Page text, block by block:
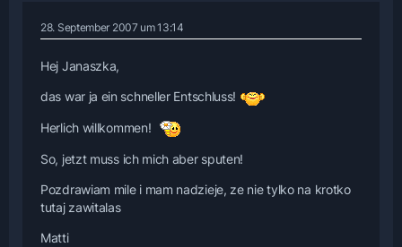
28. September 2007 um 13:14
Hej Janaszka,
das war ja ein schneller Entschluss!
Herlich willkommen!
So, jetzt muss ich mich aber sputen!
Pozdrawiam mile i mam nadzieje, ze nie tylko na krotko
tutaj zawitalas
Matti